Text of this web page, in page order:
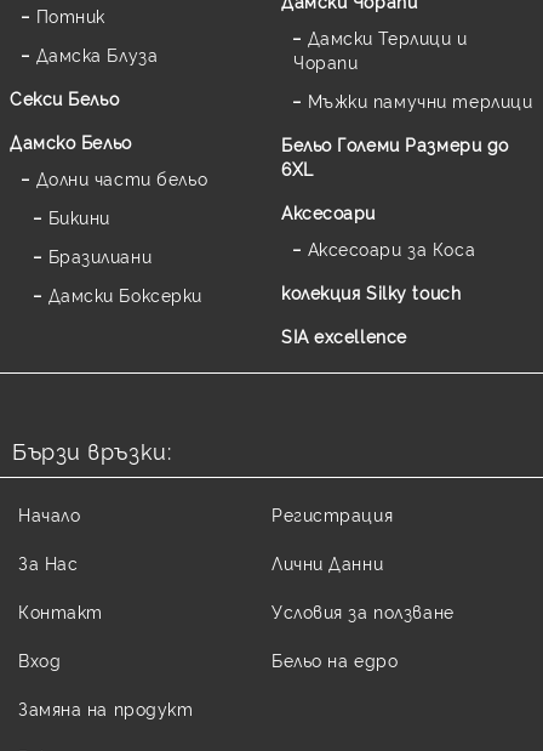
Потник
Дамска Блуза
Секси Бельо
Дамско Бельо
Долни части бельо
Бикини
Бразилиани
Дамски Боксерки
Дамски Терлици и
Чорапи
Мъжки памучни терлици
Бельо Големи Размери до
6XL
Аксесоари
Аксесоари за Коса
колекция Silky touch
SIA excellence
Бързи връзки:
Начало
За Нас
Контакт
Вход
Регистрация
Лични Данни
Условия за ползване
Бельо на едро
Замяна на продукт